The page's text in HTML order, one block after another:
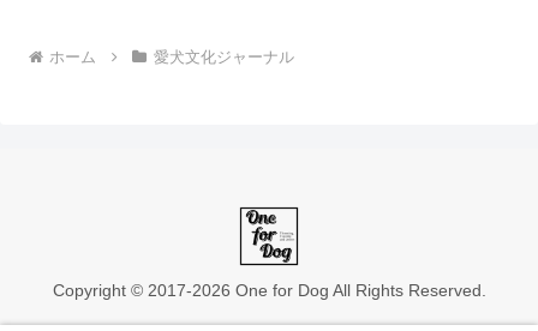
ホーム 愛犬文化ジャーナル
Copyright © 2017-2026 One for Dog All Rights Reserved.